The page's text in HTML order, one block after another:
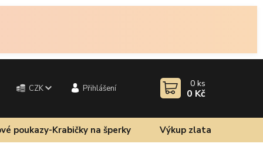
CZK Přihlášení 0 ks
0 Kč
poukazy-Krabičky na šperky Výkup zlata